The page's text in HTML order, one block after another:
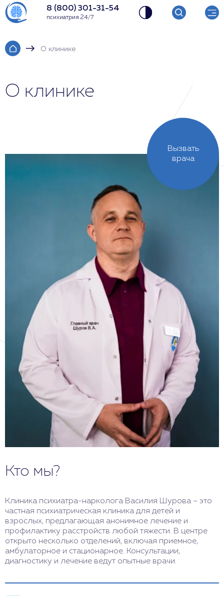
8 (800) 301-31-54
психиатрия 24/7
О клинике
О клинике
Вызвать
врача
Кто мы?
Клиника психиатра-нарколога Василия Шурова – это
частная психиатрическая клиника для детей и
взрослых, предлагающая анонимное лечение и
профилактику расстройств любой тяжести. В центре
открыто несколько отделений, включая приемное,
амбулаторное и стационарное. Консультации,
диагностику и лечение ведут опытные врачи.